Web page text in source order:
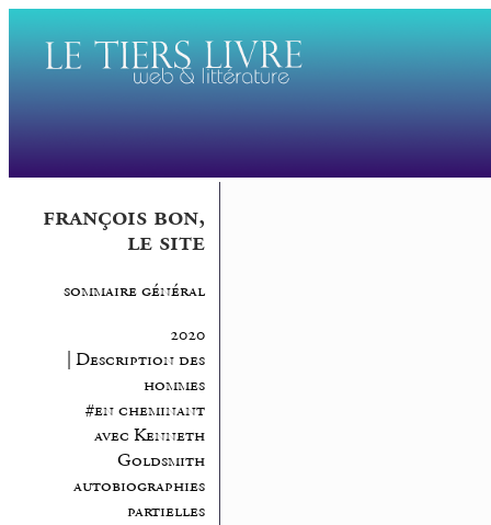
françois bon,
le site
sommaire général
2020
| Description des
hommes
#en cheminant
avec Kenneth
Goldsmith
autobiographies
partielles